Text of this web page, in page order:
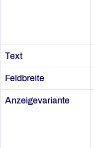
Text
Feldbreite
Anzeigevariante